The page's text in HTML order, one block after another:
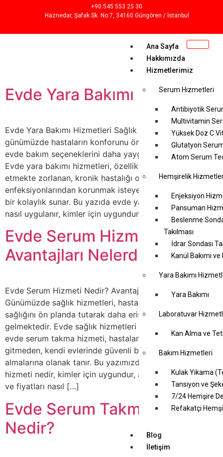
+90 545 553 25 30
Haznedar, Şafak Sk. No:7, 34160 Güngören / İstanbul
Ana Sayfa
Hakkımızda
Hizmetlerimiz
Serum Hizmetleri
Antibiyotik
Multivitamin
Yüksek Doz C
Glutatyon
Atom Serum
Hemşirelik
Enjeksiyon
Pansuman
Beslenme
Takılması
İdrar Sondası
Kanül Bakımı
Yara Bakımı
Yara Bakımı
Laboratuvar
Kan Alma ve
Bakım Hizmetleri
Kulak Yıkama
Tansiyon ve
7/24 Hemşire
Refakatçi
Blog
İletişim
Evde Yara Bakımı Hizmetleri
Evde Yara Bakımı Hizmetleri Sağlık hizmetleri
günümüzde hastaların konforunu ön planda tutarak
evde bakım seçeneklerini daha yaygın hale getirmiştir.
Evde yara bakımı hizmetleri, özellikle yaşlı, hareket
etmekte zorlanan, kronik hastalığı olan veya hastane
enfeksiyonlarından korunmak isteyen kişiler için büyük
bir kolaylık sunar. Bu yazıda evde yara bakımı nedir,
nasıl uygulanır, kimler için uygundur ve avantajları […]
Evde Serum Hizmeti Nedir?
Avantajları Nelerdir?
Evde Serum Hizmeti Nedir? Avantajları Nelerdir?
Günümüzde sağlık hizmetleri, hastaların konforunu ve
sağlığını ön planda tutarak daha erişilebilir hale
gelmektedir. Evde sağlık hizmetleri kapsamında sunulan
evde serum takma hizmeti, hastaların hastaneye
gitmeden, kendi evlerinde güvenli bir şekilde tedavi
almalarına olanak tanır. Bu yazımızda evde serum
hizmeti nedir, kimler için uygundur, avantajları nelerdir
ve fiyatları nasıl […]
Evde Serum Takma Ücreti
Nedir?